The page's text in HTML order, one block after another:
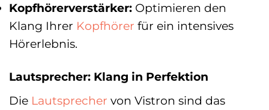
Kopfhörerverstärker: Optimieren den
Klang Ihrer Kopfhörer für ein intensives
Hörerlebnis.
Lautsprecher: Klang in Perfektion
Die Lautsprecher von Vistron sind das